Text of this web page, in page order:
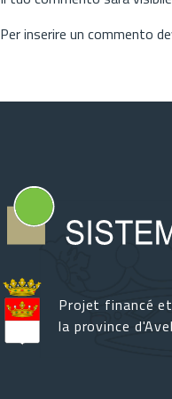
Per inserire un commento
Projet financé
la province